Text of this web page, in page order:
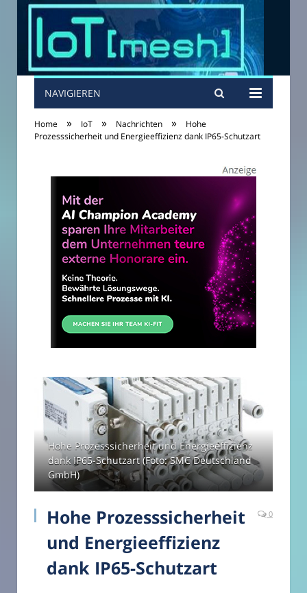
NAVIGIEREN
Home » IoT » Nachrichten »
Hohe
Prozesssicherheit und Energieeffizienz dank IP65-Schutzart
Hohe Prozesssicherheit und Energieeffizienz
dank IP65-Schutzart (Foto: SMC Deutschland
GmbH)
Hohe Prozesssicherheit
und Energieeffizienz
dank IP65-Schutzart
0